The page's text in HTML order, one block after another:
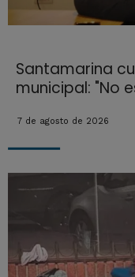
Santamarina
municipal: "No
7 de agosto de 2026